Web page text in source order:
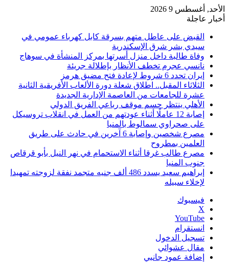
الأحد, أغسطس 9 2026
أخبار عاجلة
القبض على عاطل متهم بسرقة كابل كهرباء عمومي في
سيدي بشر شرق الإسكندرية
وفاة طالبة داخل منزل أسرتها بمركز المنشأة في سوهاج
نانسي عجرم تخطف الأنظار بإطلالة جريئة
إيران تحدد 6 شروط لإعادة فتح مضيق هرمز
الثلاثاء المقبل.. اطلاق شعلة دورة الألعاب الأفريقية الثانية
عشرة للجامعات من العاصمة الإدارية الجديدة
الأهلي ينتظر حسم موقف رباعي الفريق الدولي
إصابة 12 عاملًا أثناء عودتهم من العمل في انقلاب تروسيكل
على صحراوي سمالوط بالمنيا
مصرع شخصين وإصابة 6 آخرين في حادث على طريق
العلمين بمطروح
مصرع طالب غرقا أثناء الاستحمام في نهر النيل بأبو قرقاص
جنوب المنيا
إبراهيم سعيد يسدد 486 ألف جنيه متجمد نفقة لزوجته تمهيدا
لإخلاء سبيله
فيسبوك
‫X
‫YouTube
انستقرام
تسجيل الدخول
مقال عشوائي
إضافة عمود جانبي